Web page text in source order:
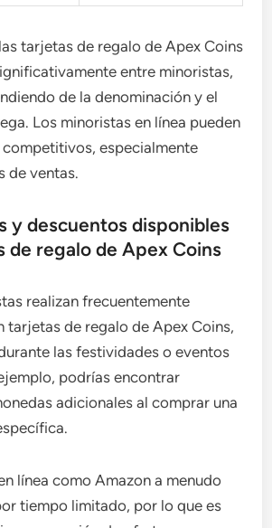
tarjetas de regalo de Apex Coins
entre minoristas,
de la denominación y el
Los minoristas en línea pueden
especialmente
de ventas.
y descuentos disponibles
de regalo de Apex Coins
realizan frecuentemente
tarjetas de regalo de Apex Coins,
las festividades o eventos
podrías encontrar
adicionales al comprar una
línea como Amazon a menudo
tiempo limitado, por lo que es